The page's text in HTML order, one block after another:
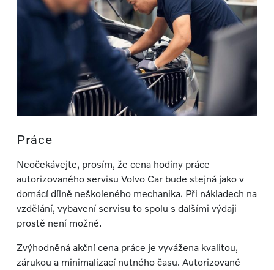
Práce
Neočekávejte, prosím, že cena hodiny práce
autorizovaného servisu Volvo Car bude stejná jako v
domácí dílně neškoleného mechanika. Při nákladech na
vzdělání, vybavení servisu to spolu s dalšími výdaji
prostě není možné.
Zvýhodněná akční cena práce je vyvážena kvalitou,
zárukou a minimalizací nutného času. Autorizované